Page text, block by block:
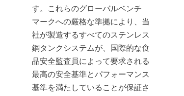
す。これらのグローバルベンチ
マークへの厳格な準拠により、当
社が製造するすべてのステンレス
鋼タンクシステムが、国際的な食
品安全監査員によって要求される
最高の安全基準とパフォーマンス
基準を満たしていることが保証さ